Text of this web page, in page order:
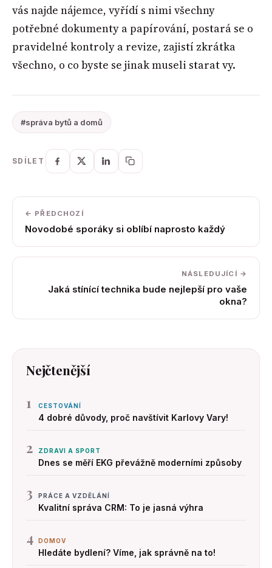
vás najde nájemce, vyřídí s nimi všechny
potřebné dokumenty a papírování, postará se o
pravidelné kontroly a revize, zajistí zkrátka
všechno, o co byste se jinak museli starat vy.
#správa bytů a domů
SDÍLET
← PŘEDCHOZÍ
Novodobé sporáky si oblíbí naprosto každý
NÁSLEDUJÍCÍ →
Jaká stínící technika bude nejlepší pro vaše
okna?
Nejčtenější
1 CESTOVÁNÍ
4 dobré důvody, proč navštívit Karlovy Vary!
2 ZDRAVI A SPORT
Dnes se měří EKG převážně moderními způsoby
3 PRÁCE A VZDĚLÁNÍ
Kvalitní správa CRM: To je jasná výhra
4 DOMOV
Hledáte bydlení? Víme, jak správně na to!